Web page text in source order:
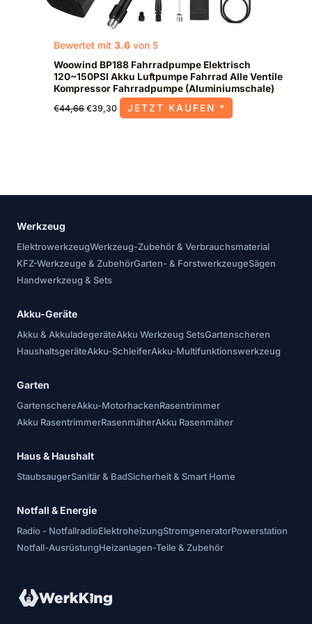
Bewertet mit3.6 von 5
Woowind BP188 Fahrradpumpe Elektrisch
120~150PSI Akku Luftpumpe Fahrrad Alle Ventile
Kompressor Fahrradpumpe (Aluminiumschale)
€44,66 €39,30 JETZT KAUFEN *
Werkzeug
ElektrowerkzeugWerkzeug-Zubehör & Verbrauchsmaterial
KFZ-Werkzeuge & ZubehörGarten- & ForstwerkzeugeSägen
Handwerkzeug & Sets
Akku-Geräte
Akku & AkkuladegeräteAkku Werkzeug SetsGartenscheren
HaushaltsgeräteAkku-SchleiferAkku-Multifunktionswerkzeug
Garten
GartenschereAkku-MotorhackenRasentrimmer
Akku RasentrimmerRasenmäherAkku Rasenmäher
Haus & Haushalt
StaubsaugerSanitär & BadSicherheit & Smart Home
Notfall & Energie
Radio - NotfallradioElektroheizungStromgeneratorPowerstation
Notfall-AusrüstungHeizanlagen-Teile & Zubehör